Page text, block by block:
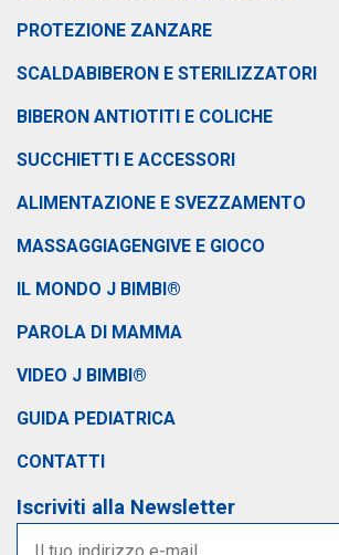
PROTEZIONE ZANZARE
SCALDABIBERON E STERILIZZATORI
BIBERON ANTIOTITI E COLICHE
SUCCHIETTI E ACCESSORI
ALIMENTAZIONE E SVEZZAMENTO
MASSAGGIAGENGIVE E GIOCO
IL MONDO J BIMBI®
PAROLA DI MAMMA
VIDEO J BIMBI®
GUIDA PEDIATRICA
CONTATTI
Iscriviti alla Newsletter